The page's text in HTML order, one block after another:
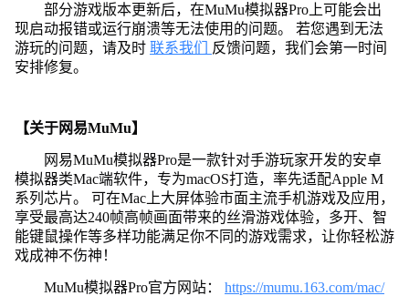
部分游戏版本更新后，在MuMu模拟器Pro上可能会出
现启动报错或运行崩溃等无法使用的问题。 若您遇到无法
游玩的问题，请及时 联系我们
反馈问题，我们会第一时间
安排修复。
【关于网易MuMu】
网易MuMu模拟器Pro是一款针对手游玩家开发的安卓
模拟器类Mac端软件，专为macOS打造，率先适配Apple M
系列芯片。 可在Mac上大屏体验市面主流手机游戏及应用，
享受最高达240帧高帧画面带来的丝滑游戏体验，多开、智
能键鼠操作等多样功能满足你不同的游戏需求，让你轻松游
戏成神不伤神！
MuMu模拟器Pro官方网站： https://mumu.163.com/mac/